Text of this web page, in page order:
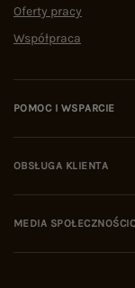
Oferty pracy
Współpraca
POMOC I WSPARCIE
OBSŁUGA KLIENTA
MEDIA